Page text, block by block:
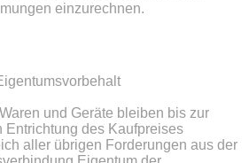
einzurechnen.
Eigentumsvorbehalt
und Geräte bleiben bis zur
Entrichtung des Kaufpreises
aller übrigen Forderungen aus der